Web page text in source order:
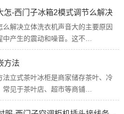
怎-西门子冰箱2模式调节么解决
么解决立体洗衣机声音大的主要原因
产生的震动和噪音。这不…
方法
法立式茶叶冰柜是商家储存茶叶、冷
见于茶叶店、超市等商铺…